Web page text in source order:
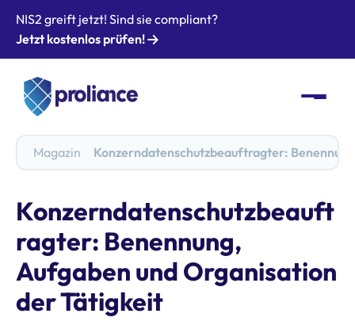
NIS2 greift jetzt! Sind sie compliant?
Jetzt kostenlos prüfen!
Magazin Konzerndatenschutzbeauftragter:
Konzerndatenschutzbeauft
ragter: Benennung,
Aufgaben und Organisation
der Tätigkeit